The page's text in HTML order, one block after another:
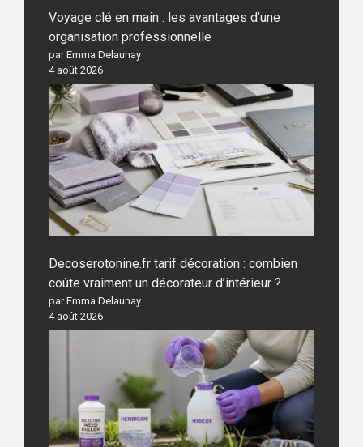
Voyage clé en main : les avantages d’une
organisation professionnelle
par Emma Delaunay
4 août 2026
Decoserotonine.fr tarif décoration : combien
coûte vraiment un décorateur d’intérieur ?
par Emma Delaunay
4 août 2026